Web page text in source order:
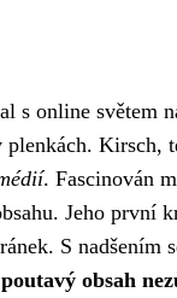
s online světem
Kirsch,
. Fascinován
Jeho první
S nadšením
obsah